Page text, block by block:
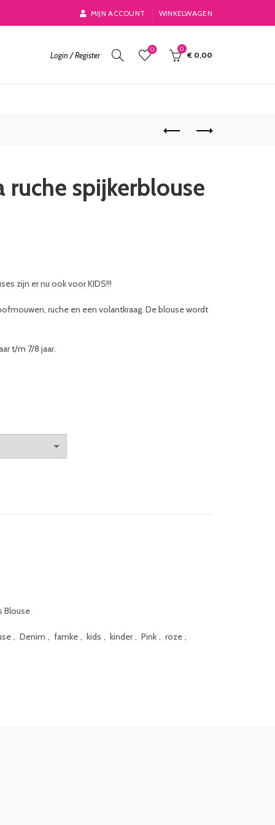
MIJN ACCOUNT WINKELWAGEN
Login / Register
0 0
€ 0,00
ruche spijkerblouse
zijn er nu ook voor KIDS!!!
ruche en een volantkraag. De blouse wordt
t/m 7/8 jaar.
Blouse
, Denim , famke , kids , kinder , Pink , roze ,